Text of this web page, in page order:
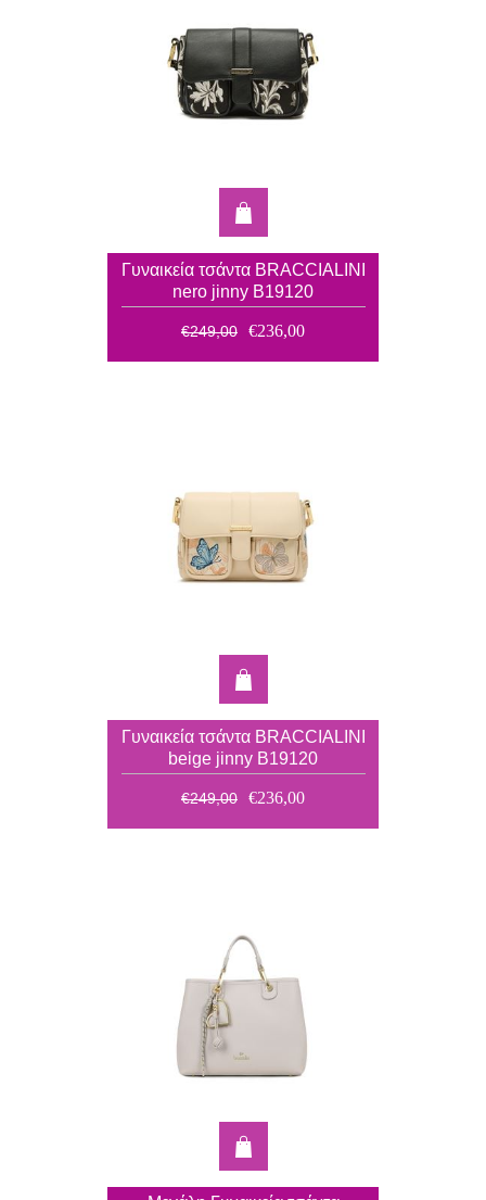
Γυναικεία τσάντα BRACCIALINI
nero jinny Β19120
€249,00 €236,00
Γυναικεία τσάντα BRACCIALINI
beige jinny Β19120
€249,00 €236,00